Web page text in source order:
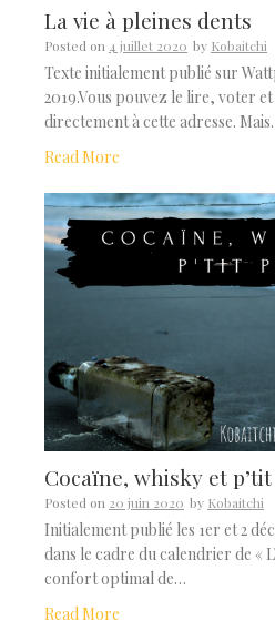
La vie à pleines dents
Posted on 4 juillet 2020 by Kobaitchi
Texte initialement publié sur
2019.Vous pouvez le lire, voter
directement à cette adresse.
Read More
Cocaïne, whisky et
Posted on 20 juin 2020 by Kobaitchi
Initialement publié les 1er et 2
dans le cadre du calendrier de «
confort optimal de…
Read More